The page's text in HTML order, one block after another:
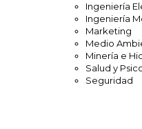
Ingeniería
Ingeniería
Marketing
Medio
Minería e
Salud y
Seguridad